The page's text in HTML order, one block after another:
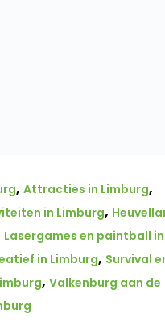
, Attracties in Limburg,
in Limburg,
Lasergames en paintball in
in Limburg, Survival
, Valkenburg aan de